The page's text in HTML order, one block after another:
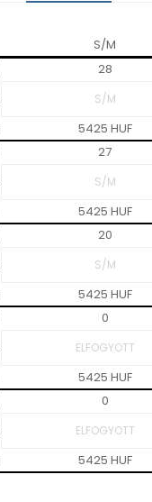
S/M
28
5425 HUF
27
5425 HUF
20
5425 HUF
0
5425 HUF
0
5425 HUF